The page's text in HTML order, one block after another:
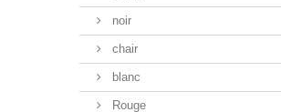
noir
chair
blanc
Rouge